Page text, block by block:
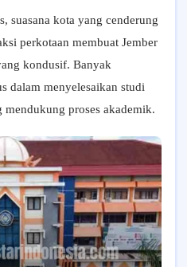
suasana kota yang cenderung
perkotaan membuat Jember
kondusif. Banyak
dalam menyelesaikan studi
proses akademik.